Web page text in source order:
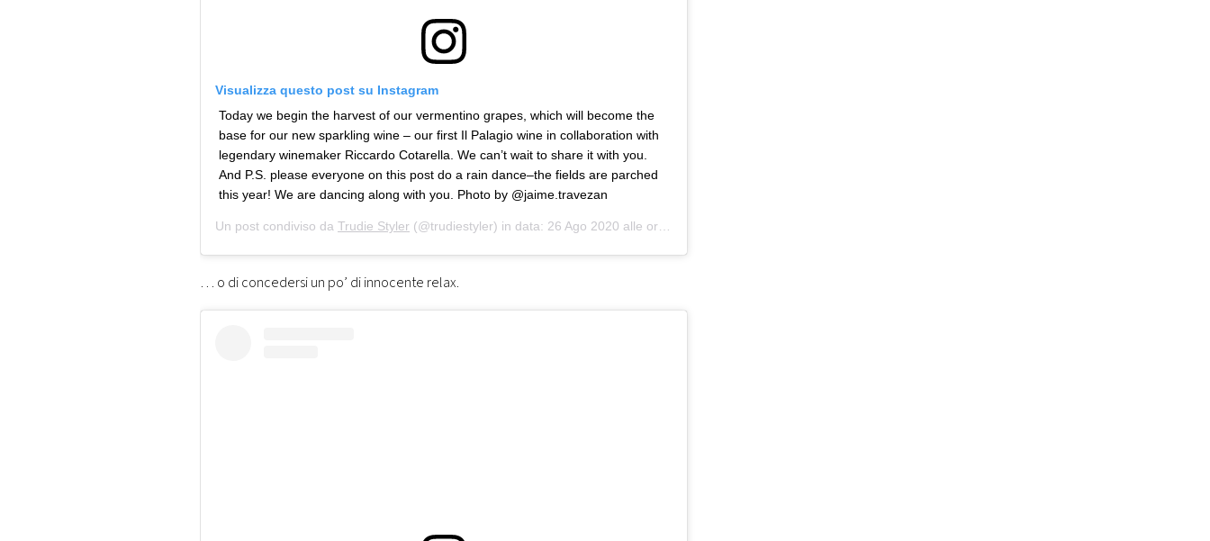
Visualizza questo post su Instagram
Today we begin the harvest of our vermentino grapes, which will become the
base for our new sparkling wine – our first Il Palagio wine in collaboration with
legendary winemaker Riccardo Cotarella. We can’t wait to share it with you.
And P.S. please everyone on this post do a rain dance–the fields are parched
this year! We are dancing along with you. Photo by @jaime.travezan
Un post condiviso da Trudie Styler (@trudiestyler) in data: 26 Ago 2020 alle ore 6:49 PDT
… o di concedersi un po’ di innocente relax.